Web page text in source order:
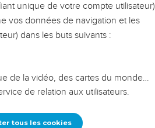
on voit
sont
erreurs
famille,
unique de votre compte utilisateur)
vos données de navigation et les
dans les buts suivants :
de la vidéo, des cartes du monde…
de relation aux utilisateurs.
tous les cookies